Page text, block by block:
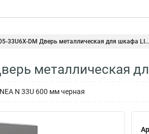
33U6X-DM Дверь металлическая для шкафа LI...
металлическая
N 33U 600 мм черная